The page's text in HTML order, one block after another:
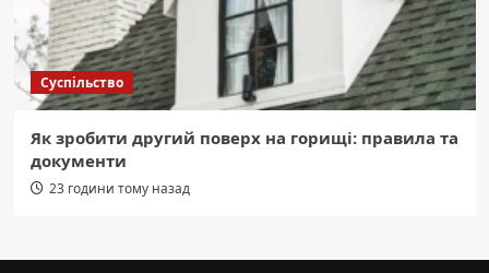
Суспільство
Як зробити другий поверх на горищі: правила та
документи
23 години тому назад